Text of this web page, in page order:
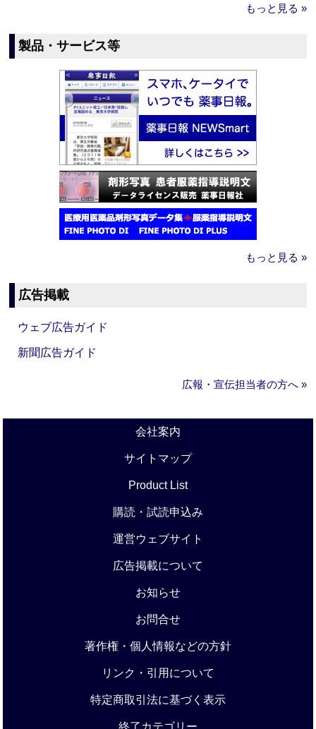
もっと見る »
製品・サービス等
もっと見る »
広告掲載
ウェブ広告ガイド
新聞広告ガイド
広報・宣伝担当者の方へ »
会社案内
サイトマップ
Product List
購読・試読申込み
運営ウェブサイト
広告掲載について
お知らせ
お問合せ
著作権・個人情報などの方針
リンク・引用について
特定商取引法に基づく表示